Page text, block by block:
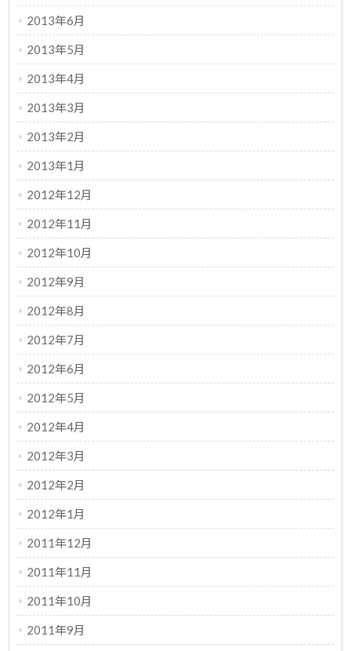
2013年6月
2013年5月
2013年4月
2013年3月
2013年2月
2013年1月
2012年12月
2012年11月
2012年10月
2012年9月
2012年8月
2012年7月
2012年6月
2012年5月
2012年4月
2012年3月
2012年2月
2012年1月
2011年12月
2011年11月
2011年10月
2011年9月